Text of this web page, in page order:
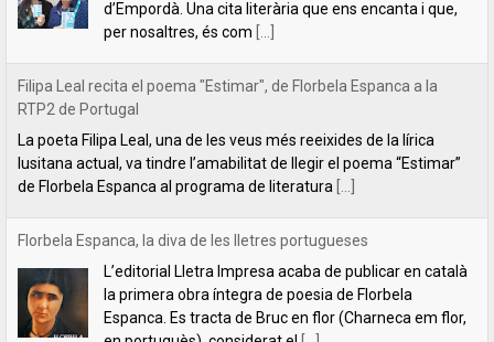
de Florbela Espanca al programa de literatura[...]
Florbela Espanca, la diva de les lletres portugueses
L’editorial Lletra Impresa acaba de publicar en català
la primera obra íntegra de poesia de Florbela
Espanca. Es tracta de Bruc en flor (Charneca em flor,
en portuguès), considerat el[...]
Tabernacle, de Carles Mulet
Una de les coses boniques del mes de setembre és
anunciar les novetats que hem anat preparant al llarg
de l'estiu. La primera és aquest tríptic poètic de Carles
Mulet:[...]